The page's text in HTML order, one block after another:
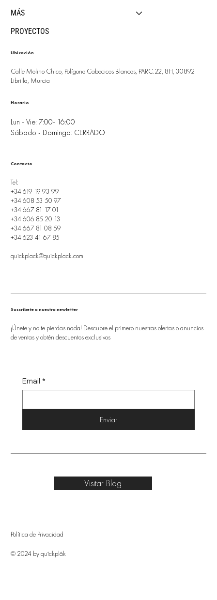
MÁS
PROYECTOS
Ubicación
Calle Molino Chico, Polígono Cabecicos Blancos, PARC.22, 8H, 30892
Librilla, Murcia
Lun - Vie: 7:00- 16:00
Sábado - Domingo: CERRADO
Horario
Tel:
+34 619 19 93 99
+34 608 53 50 97
+34 667 81 17 01
+34 606 85 20 13
+34 667 81 08 59
+34 623 41 67 85
quickplack@quickplack.com
Contacto
Suscríbete a nuestra newletter
¡Únete y no te pierdas nada! Descubre el primero nuestras ofertas o anuncios
de ventas y obtén descuentos exclusivos
Email *
Enviar
Política de Privacidad
© 2024 by quîckplâk
Visitar Blog